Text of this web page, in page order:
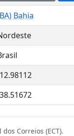
BA) Bahia
Correios (ECT).